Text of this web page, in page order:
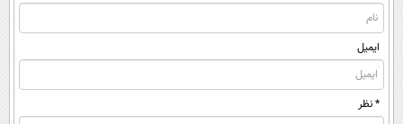
ایمیل
* نظر